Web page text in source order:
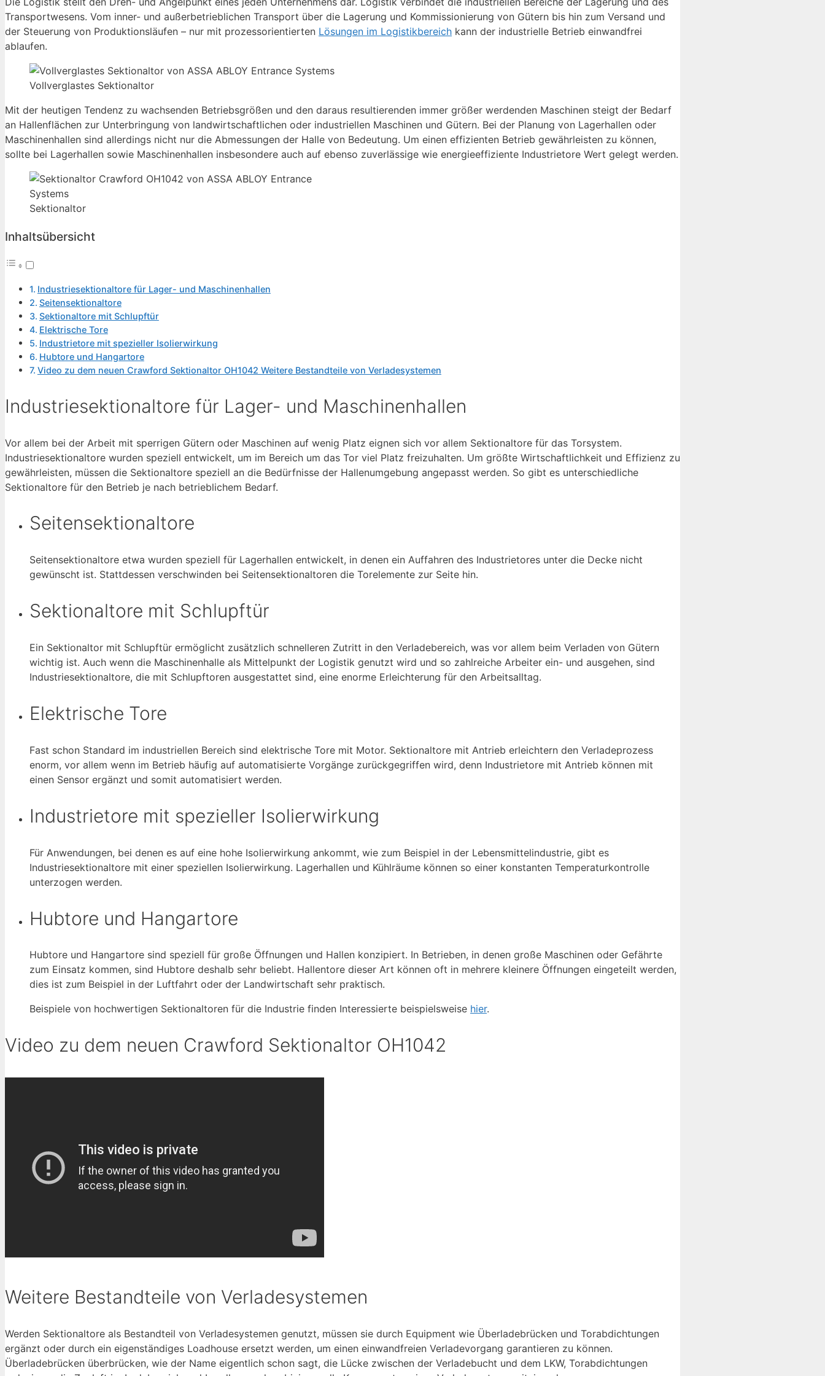
Transportwesens. Vom inner- und außerbetrieblichen Transport über die Lagerung und Kommissionierung von Gütern bis hin zum Versand und
der Steuerung von Produktionsläufen – nur mit prozessorientierten Lösungen im Logistikbereich kann der industrielle Betrieb einwandfrei
ablaufen.
Vollverglastes Sektionaltor
Mit der heutigen Tendenz zu wachsenden Betriebsgrößen und den daraus resultierenden immer größer werdenden Maschinen steigt der Bedarf
an Hallenflächen zur Unterbringung von landwirtschaftlichen oder industriellen Maschinen und Gütern. Bei der Planung von Lagerhallen oder
Maschinenhallen sind allerdings nicht nur die Abmessungen der Halle von Bedeutung. Um einen effizienten Betrieb gewährleisten zu können,
sollte bei Lagerhallen sowie Maschinenhallen insbesondere auch auf ebenso zuverlässige wie energieeffiziente Industrietore Wert gelegt werden.
Sektionaltor
Inhaltsübersicht
Industriesektionaltore für Lager- und Maschinenhallen
Seitensektionaltore
Sektionaltore mit Schlupftür
Elektrische Tore
Industrietore mit spezieller Isolierwirkung
Hubtore und Hangartore
Video zu dem neuen Crawford Sektionaltor OH1042 Weitere Bestandteile von Verladesystemen
Industriesektionaltore für Lager- und Maschinenhallen
Vor allem bei der Arbeit mit sperrigen Gütern oder Maschinen auf wenig Platz eignen sich vor allem Sektionaltore für das Torsystem.
Industriesektionaltore wurden speziell entwickelt, um im Bereich um das Tor viel Platz freizuhalten. Um größte Wirtschaftlichkeit und Effizienz zu
gewährleisten, müssen die Sektionaltore speziell an die Bedürfnisse der Hallenumgebung angepasst werden. So gibt es unterschiedliche
Sektionaltore für den Betrieb je nach betrieblichem Bedarf.
Seitensektionaltore
Seitensektionaltore etwa wurden speziell für Lagerhallen entwickelt, in denen ein Auffahren des Industrietores unter die Decke nicht
gewünscht ist. Stattdessen verschwinden bei Seitensektionaltoren die Torelemente zur Seite hin.
Sektionaltore mit Schlupftür
Ein Sektionaltor mit Schlupftür ermöglicht zusätzlich schnelleren Zutritt in den Verladebereich, was vor allem beim Verladen von Gütern
wichtig ist. Auch wenn die Maschinenhalle als Mittelpunkt der Logistik genutzt wird und so zahlreiche Arbeiter ein- und ausgehen, sind
Industriesektionaltore, die mit Schlupftoren ausgestattet sind, eine enorme Erleichterung für den Arbeitsalltag.
Elektrische Tore
Fast schon Standard im industriellen Bereich sind elektrische Tore mit Motor. Sektionaltore mit Antrieb erleichtern den Verladeprozess
enorm, vor allem wenn im Betrieb häufig auf automatisierte Vorgänge zurückgegriffen wird, denn Industrietore mit Antrieb können mit
einen Sensor ergänzt und somit automatisiert werden.
Industrietore mit spezieller Isolierwirkung
Für Anwendungen, bei denen es auf eine hohe Isolierwirkung ankommt, wie zum Beispiel in der Lebensmittelindustrie, gibt es
Industriesektionaltore mit einer speziellen Isolierwirkung. Lagerhallen und Kühlräume können so einer konstanten Temperaturkontrolle
unterzogen werden.
Hubtore und Hangartore
Hubtore und Hangartore sind speziell für große Öffnungen und Hallen konzipiert. In Betrieben, in denen große Maschinen oder Gefährte
zum Einsatz kommen, sind Hubtore deshalb sehr beliebt. Hallentore dieser Art können oft in mehrere kleinere Öffnungen eingeteilt werden,
dies ist zum Beispiel in der Luftfahrt oder der Landwirtschaft sehr praktisch.
Beispiele von hochwertigen Sektionaltoren für die Industrie finden Interessierte beispielsweise hier.
Video zu dem neuen Crawford Sektionaltor OH1042
Weitere Bestandteile von Verladesystemen
Werden Sektionaltore als Bestandteil von Verladesystemen genutzt, müssen sie durch Equipment wie Überladebrücken und Torabdichtungen
ergänzt oder durch ein eigenständiges Loadhouse ersetzt werden, um einen einwandfreien Verladevorgang garantieren zu können.
Überladebrücken überbrücken, wie der Name eigentlich schon sagt, die Lücke zwischen der Verladebucht und dem LKW, Torabdichtungen